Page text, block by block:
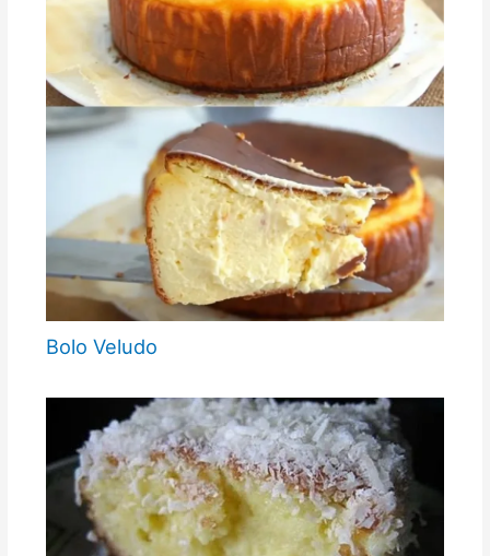
Bolo Veludo